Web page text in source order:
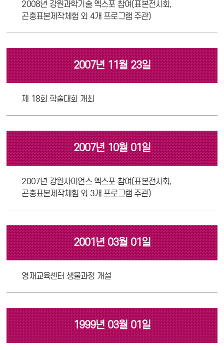
2008년 강원과학기술 엑스포 참여(표본전시회,
곤충표본제작체험 외 4개 프로그램 주관)
2007년 11월 23일
제 18회 학술대회 개최
2007년 10월 01일
2007년 강원사이언스 엑스포 참여(표본전시회,
곤충표본제작체험 외 3개 프로그램 주관)
2001년 03월 01일
영재교육센터 생물과정 개설
1999년 03월 01일